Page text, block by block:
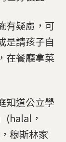
有疑慮，可
是請孩子自
在餐廳拿菜
知道公立學
(halal，
穆斯林家